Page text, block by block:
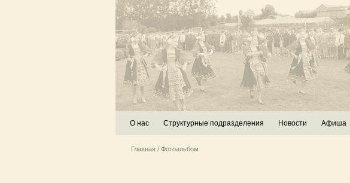
О нас Структурные подразделения Новости Афиша
Главная / Фотоальбом